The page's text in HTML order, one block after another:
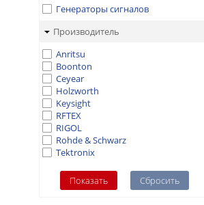
Генераторы сигналов
Производитель
Anritsu
Boonton
Ceyear
Holzworth
Keysight
RFTEX
RIGOL
Rohde & Schwarz
Tektronix